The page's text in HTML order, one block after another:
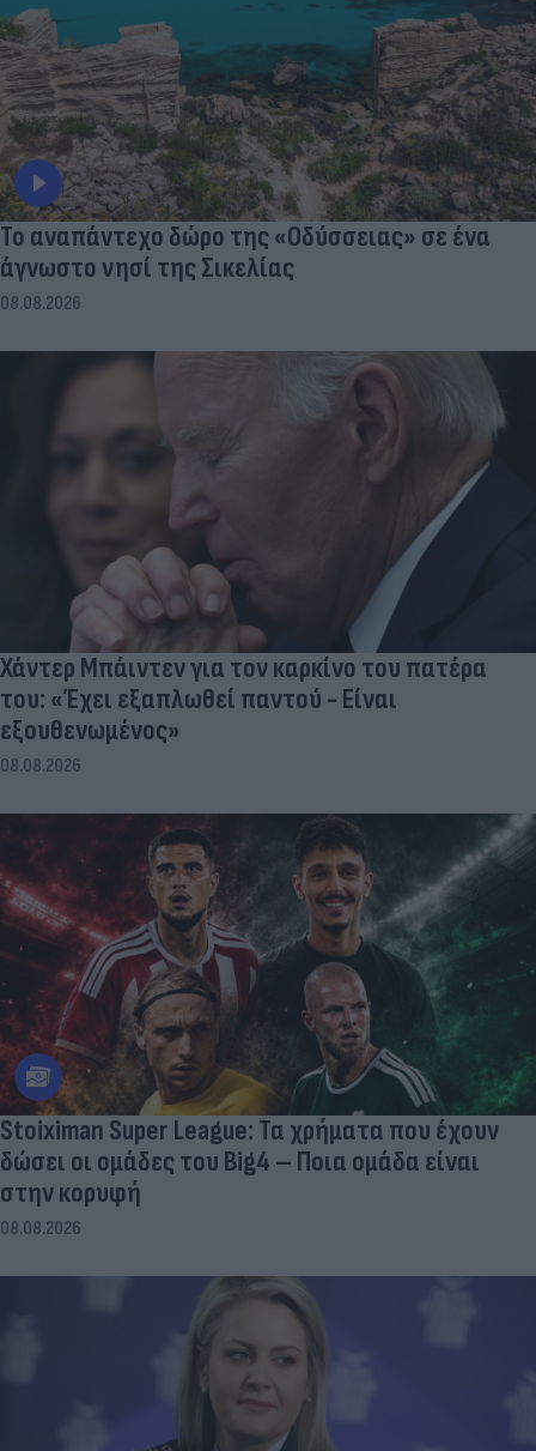
To αναπάντεχο δώρο της «Οδύσσειας» σε ένα
άγνωστο νησί της Σικελίας
08.08.2026
Χάντερ Μπάιντεν για τον καρκίνο του πατέρα
του: «Έχει εξαπλωθεί παντού - Είναι
εξουθενωμένος»
08.08.2026
Stoiximan Super League: Τα χρήματα που έχουν
δώσει οι ομάδες του Big4 – Ποια ομάδα είναι
στην κορυφή
08.08.2026